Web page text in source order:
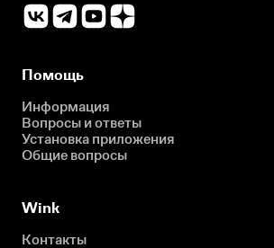
Помощь
Информация
Вопросы и ответы
Установка приложения
Общие вопросы
Wink
Контакты